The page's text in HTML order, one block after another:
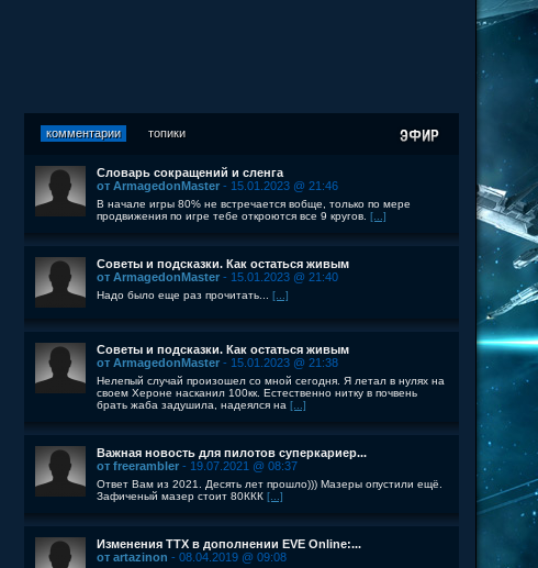
комментарии топики
Словарь сокращений и сленга
от ArmagedonMaster - 15.01.2023 @ 21:46
В начале игры 80% не встречается вобще, только по мере
продвижения по игре тебе откроются все 9 кругов. [...]
Советы и подсказки. Как остаться живым
от ArmagedonMaster - 15.01.2023 @ 21:40
Надо было еще раз прочитать... [...]
Советы и подсказки. Как остаться живым
от ArmagedonMaster - 15.01.2023 @ 21:38
Нелепый случай произошел со мной сегодня. Я летал в нулях на
своем Хероне насканил 100кк. Естественно нитку в почвень
брать жаба задушила, надеялся на [...]
Важная новость для пилотов суперкариер...
от freerambler - 19.07.2021 @ 08:37
Ответ Вам из 2021. Десять лет прошло))) Мазеры опустили ещё.
Зафиченый мазер стоит 80ККК [...]
Изменения ТТХ в дополнении EVE Online:...
от artazinon - 08.04.2019 @ 09:08